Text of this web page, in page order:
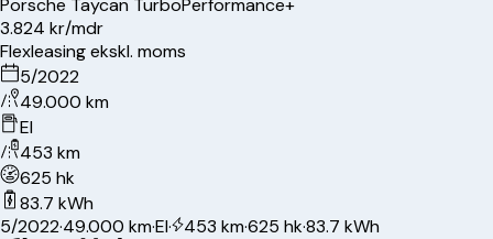
Porsche Taycan TurboPerformance+
3.824 kr/mdr
Flexleasing ekskl. moms
5/2022
49.000 km
El
453 km
625 hk
83.7 kWh
5/2022·49.000 km·El· 453 km·625 hk·83.7 kWh